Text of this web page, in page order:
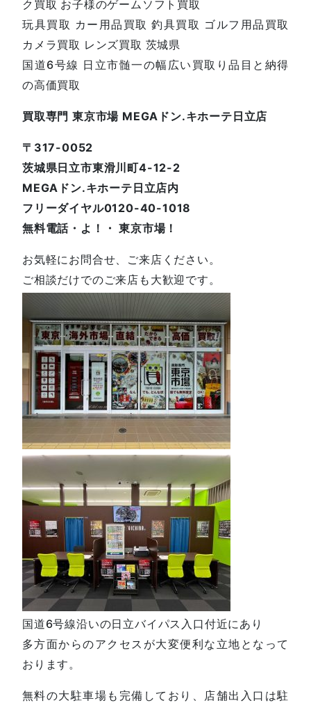
ク買取 お子様のゲームソフト買取
玩具買取 カー用品買取 釣具買取 ゴルフ用品買取
カメラ買取 レンズ買取 茨城県
国道6号線 日立市髄一の幅広い買取り品目と納得
の高価買取
買取専門 東京市場 MEGAドン.キホーテ日立店
〒317-0052
茨城県日立市東滑川町4-12-2
MEGAドン.キホーテ日立店内
フリーダイヤル0120-40-1018
無料電話・よ！・ 東京市場！
お気軽にお問合せ、ご来店ください。
ご相談だけでのご来店も大歓迎です。
国道6号線沿いの日立バイパス入口付近にあり
多方面からのアクセスが大変便利な立地となって
おります。
無料の大駐車場も完備しており、店舗出入口は駐